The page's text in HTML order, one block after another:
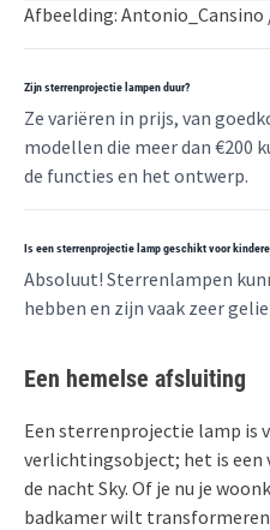
Afbeelding: Antonio_Cansino
Zijn sterrenprojectie lampen duur?
Ze variëren in prijs, van
modellen die meer dan €200
de functies en het ontwerp.
Is een sterrenprojectie lamp geschikt voor
Absoluut! Sterrenlampen
hebben en zijn vaak zeer
Een hemelse afsluiting
Een sterrenprojectie lamp is
verlichtingsobject; het is een
de nacht Sky. Of je nu je
badkamer wilt